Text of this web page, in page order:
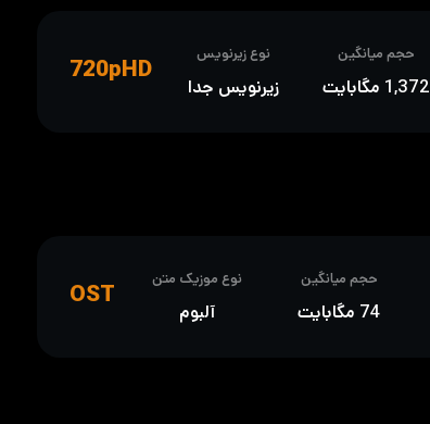
حجم میانگین
1,372 مگابایت
نوع زیرنویس
زیرنویس جدا
720pHD
حجم میانگین
74 مگابایت
نوع موزیک متن
آلبوم
OST